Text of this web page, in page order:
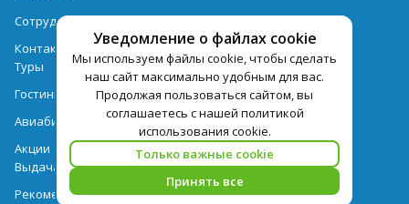
Уведомление о файлах cookie
Мы используем файлы cookie, чтобы сделать
наш сайт максимально удобным для вас.
Продолжая пользоваться сайтом, вы
соглашаетесь с нашей политикой
использования cookie.
Только важные cookie
Принять все
Сотрудничество
Контактная информация
Туры
Гостиницы
Авиабилеты
Акции
Выдача документов
Рекомендации